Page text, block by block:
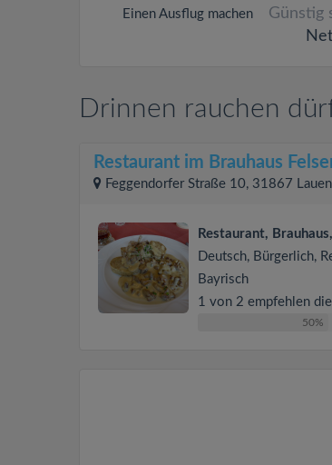
Einen Ausflug machen
Günstig
Drinnen rauchen
Restaurant im Brauhaus
Feggendorfer Straße 10, 31867
Restaurant,
Deutsch, Bürgerlich,
Bayrisch
1 von 2 empfehlen
50%